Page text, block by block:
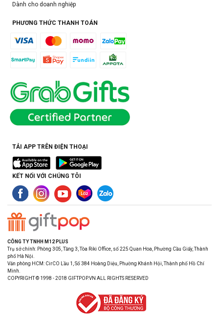
Dành cho doanh nghiệp
PHƯƠNG THỨC THANH TOÁN
TẢI APP TRÊN ĐIỆN THOẠI
KẾT NỐI VỚI CHÚNG TÔI
CÔNG TY TNHH M12 PLUS
Trụ sở chính: Phòng 305, Tầng 3, Tòa Riki Office, số 225 Quan Hoa, Phường Cầu Giấy, Thành
phố Hà Nội.
Văn phòng HCM: CirCO Lầu 1, Số 384 Hoàng Diệu, Phường Khánh Hội, Thành phố Hồ Chí
Minh.
COPYRIGHT © 1998 - 2018 GIFTPOP.VN ALL RIGHTS RESERVED